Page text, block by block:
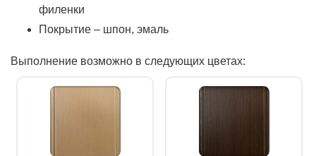
филенки
Покрытие – шпон, эмаль
Выполнение возможно в следующих цветах: